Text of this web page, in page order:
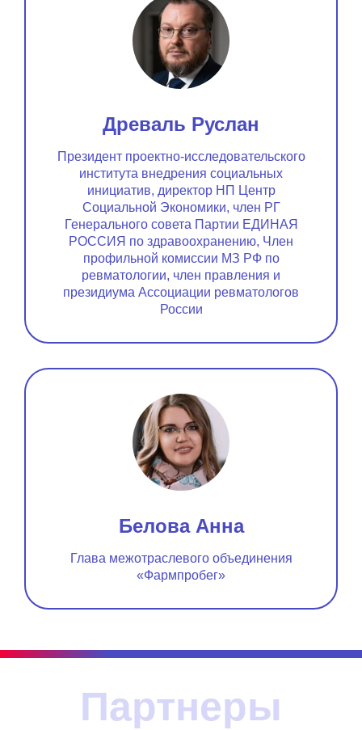
Древаль Руслан
Президент проектно-исследовательского
института внедрения социальных
инициатив, директор НП Центр
Социальной Экономики, член РГ
Генерального совета Партии ЕДИНАЯ
РОССИЯ по здравоохранению, Член
профильной комиссии МЗ РФ по
ревматологии, член правления и
президиума Ассоциации ревматологов
России
Белова Анна
Глава межотраслевого объединения
«Фармпробег»
Партнеры